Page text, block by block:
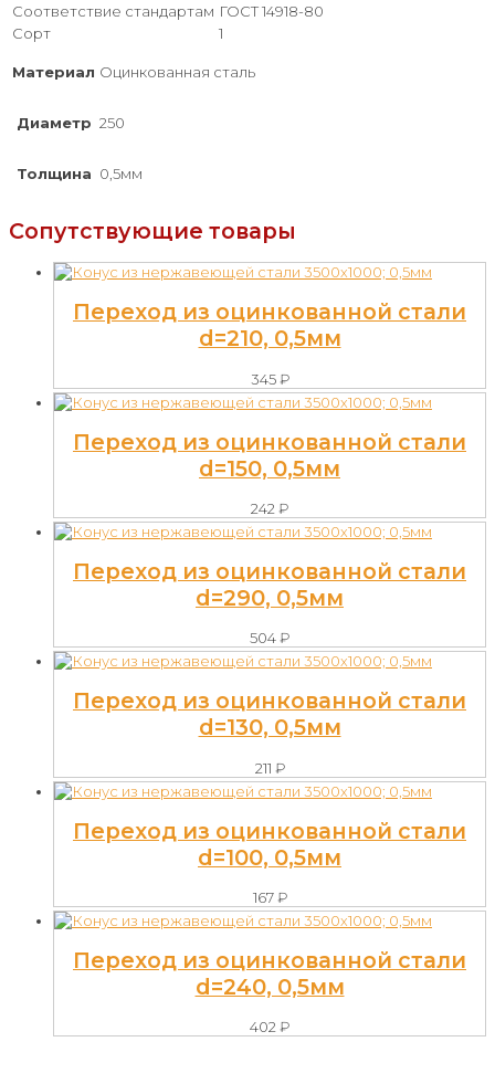
Соответствие стандартам ГОСТ 14918-80
Сорт
1
Материал Оцинкованная сталь
Диаметр 250
Толщина 0,5мм
Сопутствующие товары
Переход из оцинкованной стали
d=210, 0,5мм
345₽
Переход из оцинкованной стали
d=150, 0,5мм
242 ₽
Переход из оцинкованной стали
d=290, 0,5мм
504₽
Переход из оцинкованной стали
d=130, 0,5мм
211 ₽
Переход из оцинкованной стали
d=100, 0,5мм
167₽
Переход из оцинкованной стали
d=240, 0,5мм
402₽